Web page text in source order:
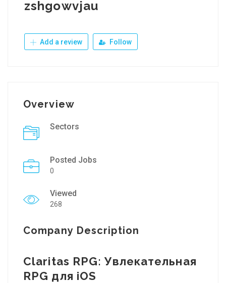
zshgowvjau
Add a review Follow
Overview
Sectors
Posted Jobs
0
Viewed
268
Company Description
Claritas RPG: Увлекательная
RPG для iOS